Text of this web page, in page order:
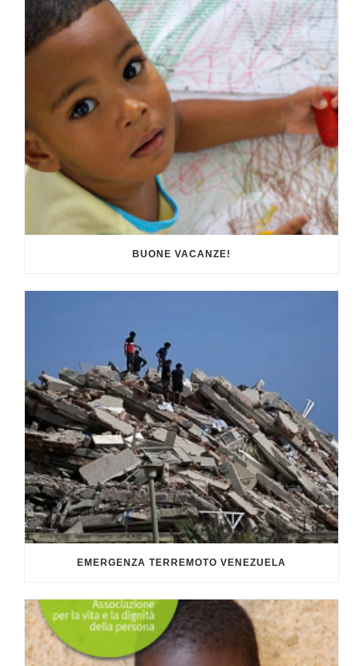
BUONE VACANZE!
EMERGENZA TERREMOTO VENEZUELA